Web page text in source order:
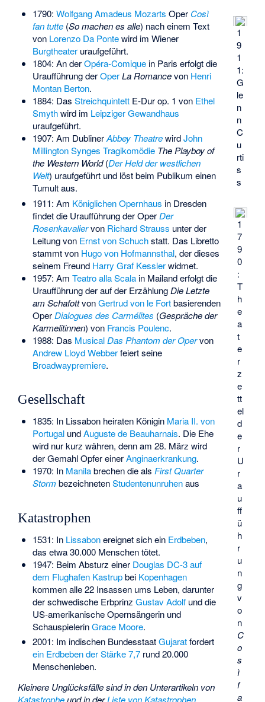
1
9
1
1:
G
le
n
n
C
u
rti
s
s
1
7
9
0
:
T
h
e
a
t
e
r
z
e
tt
el
d
e
r
U
r
a
u
ff
ü
h
r
u
n
g
v
o
n
C
o
s
ì
f
a
1790: Wolfgang Amadeus Mozarts Oper Così
fan tutte(So machen es alle) nach einem Text
von Lorenzo Da Pontewird im Wiener
Burgtheateruraufgeführt.
1804: An derOpéra-Comiquein Paris erfolgt die
Uraufführung derOper La Romancevon Henri
Montan Berton.
1884: Das StreichquintettE-Dur op. 1 von Ethel
Smythwird im Leipziger Gewandhaus
uraufgeführt.
1907: Am DublinerAbbey TheatrewirdJohn
Millington Synges Tragikomödie The Playboy of
the Western World(Der Held der westlichen
Welt) uraufgeführt und löst beim Publikum einen
Tumult aus.
1911: Am Königlichen Opernhaus in Dresden
findet die Uraufführung der OperDer
Rosenkavaliervon Richard Strauss unter der
Leitung von Ernst von Schuchstatt. Das Libretto
stammt von Hugo von Hofmannsthal, der dieses
seinem Freund Harry Graf Kesslerwidmet.
1957: Am Teatro alla Scalain Mailand erfolgt die
Uraufführung der auf der ErzählungDie Letzte
am SchafottvonGertrud von le Fortbasierenden
OperDialogues des Carmélites (Gespräche der
Karmelitinnen) von Francis Poulenc.
1988: Das Musical Das Phantom der Opervon
Andrew Lloyd Webberfeiert seine
Broadwaypremiere.
Gesellschaft
1835: In Lissabon heiraten Königin Maria II. von
PortugalundAuguste de Beauharnais. Die Ehe
wird nur kurz währen, denn am 28. März wird
der Gemahl Opfer einerAnginaerkrankung.
1970: In Manilabrechen die als First Quarter
Storm bezeichnetenStudentenunruhenaus
Katastrophen
1531: In Lissabonereignet sich ein Erdbeben,
das etwa 30.000 Menschen tötet.
1947: Beim Absturz einer Douglas DC-3 auf
dem Flughafen Kastrupbei Kopenhagen
kommen alle 22 Insassen ums Leben, darunter
der schwedische Erbprinz Gustav Adolfund die
US-amerikanische Opernsängerin und
SchauspielerinGrace Moore.
2001: Im indischen BundesstaatGujaratfordert
ein Erdbeben der Stärke 7,7rund 20.000
Menschenleben.
Kleinere Unglücksfälle sind in den Unterartikeln von
Katastropheund in derListe von Katastrophen